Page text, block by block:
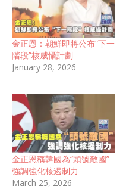
金正恩：朝鮮即將公布“下一
階段”核威懾計劃
January 28, 2026
金正恩稱韓國為“頭號敵國”
強調強化核遏制力
March 25, 2026